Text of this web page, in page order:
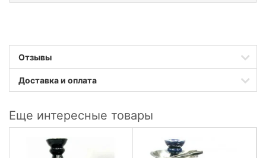
Отзывы
Доставка и оплата
Еще интересные товары